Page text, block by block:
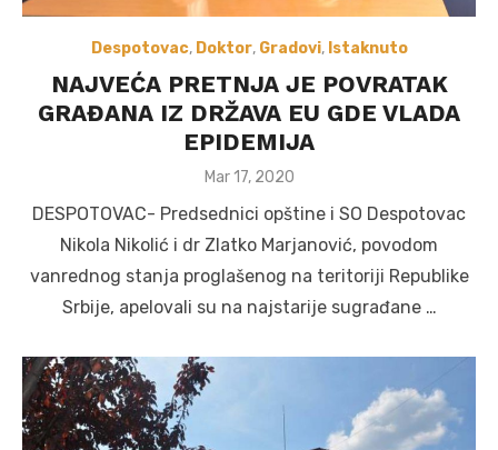
Despotovac, Doktor, Gradovi, Istaknuto
NAJVEĆA PRETNJA JE POVRATAK
GRAĐANA IZ DRŽAVA EU GDE VLADA
EPIDEMIJA
Posted
Mar 17, 2020
DESPOTOVAC- Predsednici opštine i SO Despotovac
Nikola Nikolić i dr Zlatko Marjanović, povodom
vanrednog stanja proglašenog na teritoriji Republike
Srbije, apelovali su na najstarije sugrađane …